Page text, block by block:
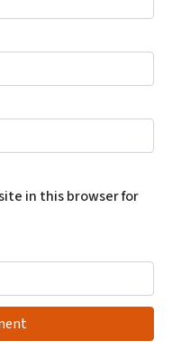
in this browser for